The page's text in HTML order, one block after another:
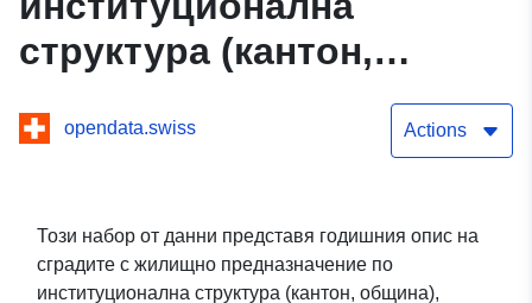
структура (кантон,
сгради и период на
opendata.swiss Actions
Този набор от данни представя годишния опис на
сградите с жилищно предназначение по
институционална структура (кантон, община),